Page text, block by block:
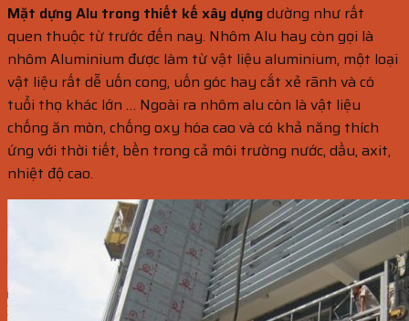
Mặt dựng Alu trong thiết kế xây dựngdường như rất
quen thuộc từ trước đến nay. Nhôm Alu hay còn gọi là
nhôm Aluminium được làm từ vật liệu aluminium, một loại
vật liệu rất dễ uốn cong, uốn góc hay cắt xẻ rãnh và có
tuổi thọ khác lớn … Ngoài ra nhôm alu còn là vật liệu
chống ăn mòn, chống oxy hóa cao và có khả năng thích
ứng với thời tiết, bền trong cả môi trường nước, dầu, axit,
nhiệt độ cao.